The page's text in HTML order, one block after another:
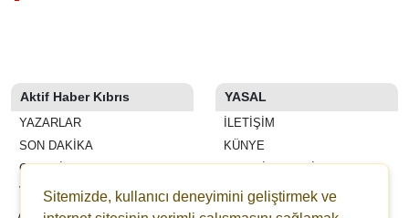
Aktif Haber Kıbrıs
YAZARLAR
SON DAKİKA
GALERİLER
VİDEOLAR
ANKETLER
YASAL
İLETIŞIM
KÜNYE
YAYIN İLKELERI
KURALLAR
GIZLILIK
Sitemizde, kullanıcı deneyimini geliştirmek ve